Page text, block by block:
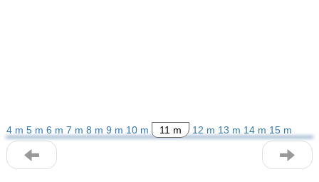
4 m 5 m 6 m 7 m 8 m 9 m 10 m 11 m 12 m 13 m 14 m 15 m